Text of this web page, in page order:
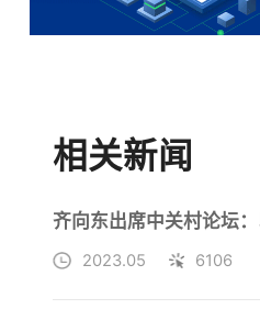
相关新闻
2023.05 6106